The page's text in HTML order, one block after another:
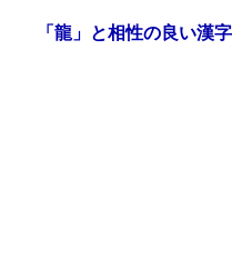
「龍」と相性の良い漢字